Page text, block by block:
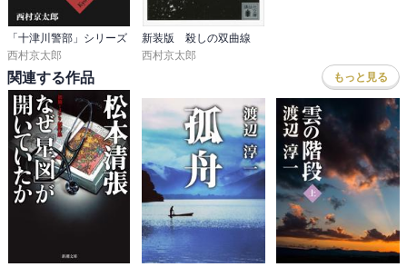
「十津川警部」シリーズ
西村京太郎
新装版 殺しの双曲線
西村京太郎
関連する作品 もっと見る